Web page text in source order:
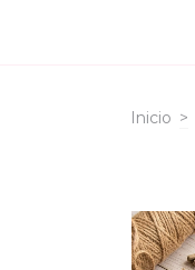
Inicio >